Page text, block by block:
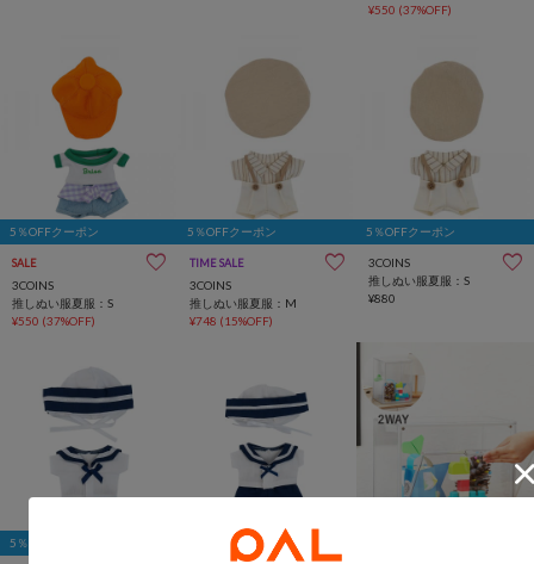
¥550 (37%OFF)
5％OFFクーポン
SALE
3COINS
推しぬい服夏服：S
¥550 (37%OFF)
5％OFFクーポン
TIME SALE
3COINS
推しぬい服夏服：M
¥748 (15%OFF)
5％OFFクーポン
3COINS
推しぬい服夏服：S
¥880
5％OFFクーポン 5％OFFクーポン